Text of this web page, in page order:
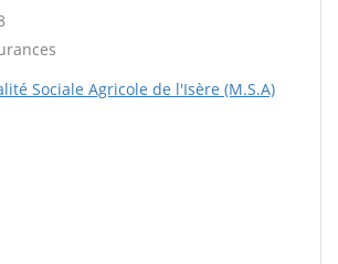
Sociale Agricole de l'Isère (M.S.A)